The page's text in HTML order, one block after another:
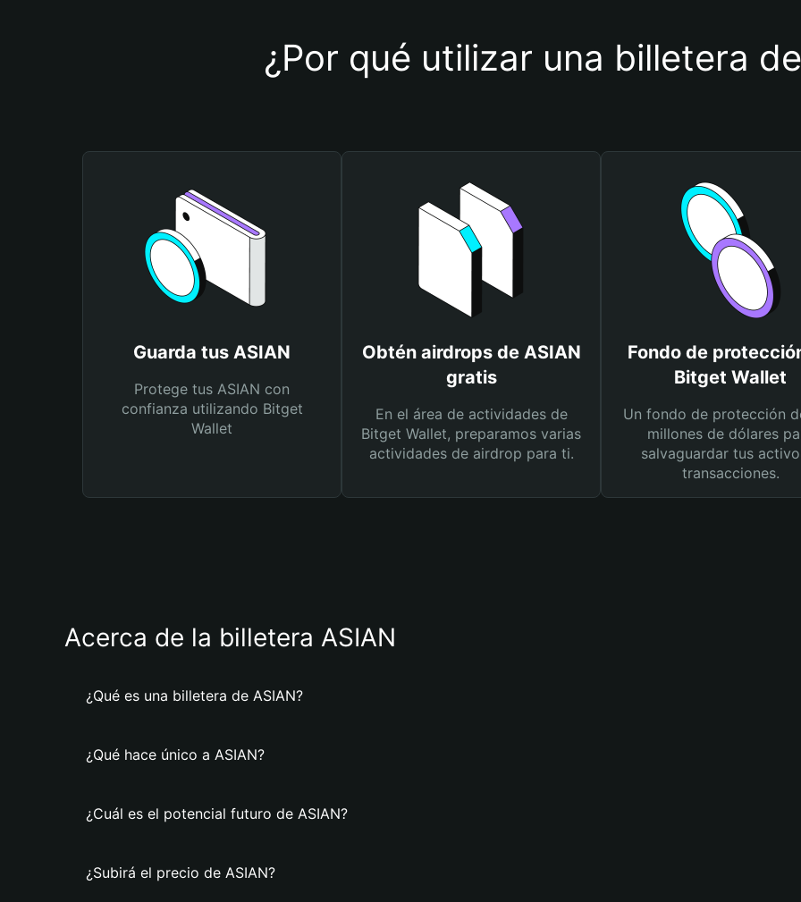
¿Por qué utilizar una billetera
Guarda tus ASIAN
Protege tus ASIAN con
confianza utilizando Bitget
Wallet
Obtén airdrops de ASIAN
gratis
En el área de actividades de
Bitget Wallet, preparamos varias
actividades de airdrop para ti.
Fondo de
Bitget Wallet
Un fondo de protección
millones de dólares
salvaguardar tus
transacciones.
Acerca de la billetera ASIAN
¿Qué es una billetera de ASIAN?
¿Qué hace único a ASIAN?
¿Cuál es el potencial futuro de ASIAN?
¿Subirá el precio de ASIAN?